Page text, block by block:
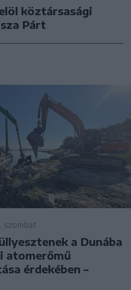
köztársasági
Párt
szombat
a Dunába
atomerőmű
érdekében –